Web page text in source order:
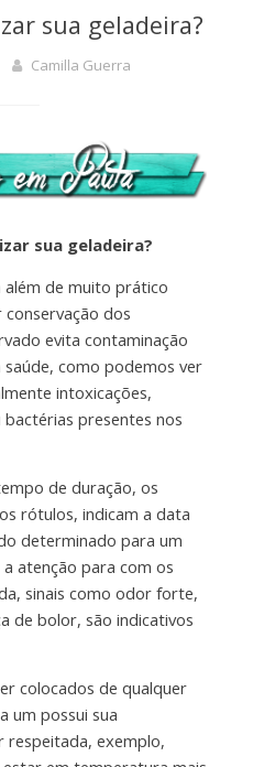
sua geladeira?
Camilla Guerra
sua geladeira?
além de muito prático
dos
evita contaminação
como podemos ver
intoxicações,
presentes nos
de duração, os
rótulos, indicam a data
determinado para um
atenção para com os
sinais como odor forte,
de bolor, são indicativos
colocados de qualquer
um possui sua
respeitada, exemplo,